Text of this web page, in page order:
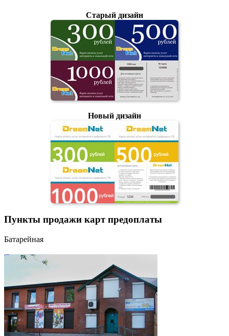
Старый дизайн
Новый дизайн
Пункты продажи карт предоплаты
Батарейная